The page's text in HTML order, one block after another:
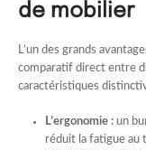
de mobilier
L’un des grands
comparatif direct entre
caractéristiques
L’ergonomie :un
réduit la fatigue au